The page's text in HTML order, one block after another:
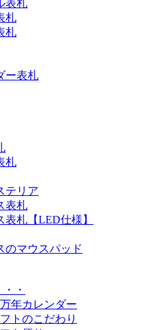
表札
札
札
ー表札
札
テリア
表札
札【LED仕様】
のマウスパッド
・
年カレンダー
トのこだわり